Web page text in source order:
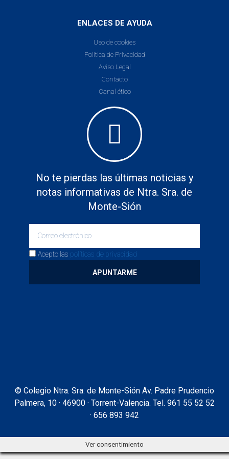
ENLACES DE AYUDA
Uso de cookies
Política de Privacidad
Aviso Legal
Contacto
Canal ético
No te pierdas las últimas noticias y
notas informativas de Ntra. Sra. de
Monte-Sión
Acepto las políticas de privacidad
APUNTARME
© Colegio Ntra. Sra. de Monte-Sión Av. Padre Prudencio
Palmera, 10 · 46900 · Torrent-Valencia. Tel. 961 55 52 52
· 656 893 942
Ver consentimiento